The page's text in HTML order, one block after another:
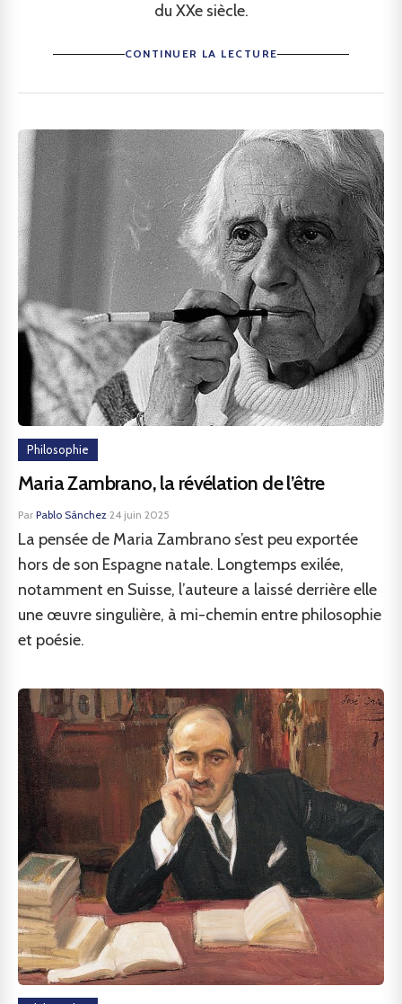
du XXe siècle.
CONTINUER LA LECTURE
Philosophie
Maria Zambrano, la révélation de l’être
Par Pablo Sánchez·24 juin 2025
La pensée de Maria Zambrano s’est peu exportée
hors de son Espagne natale. Longtemps exilée,
notamment en Suisse, l’auteure a laissé derrière elle
une œuvre singulière, à mi-chemin entre philosophie
et poésie.